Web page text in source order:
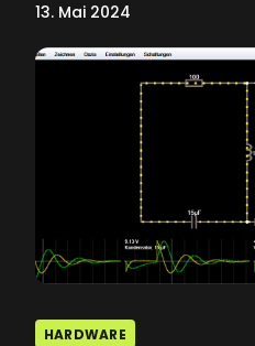
13. Mai 2024
HARDWARE